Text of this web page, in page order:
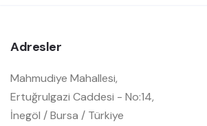
Adresler
Mahmudiye Mahallesi,
Ertuğrulgazi Caddesi - No:14,
İnegöl / Bursa / Türkiye